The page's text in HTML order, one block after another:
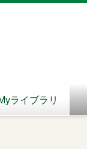
ライブラリ